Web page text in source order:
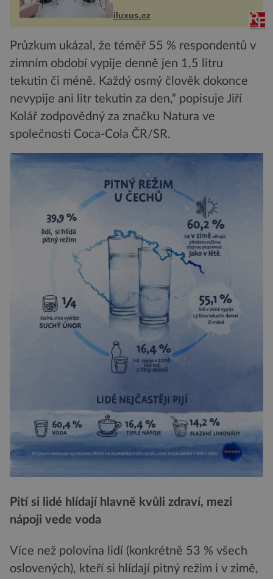
Tower a Orange Tower. Komplex
budov Media...
iluxus.cz
Průzkum ukázal, že téměř 55 % respondentů v
zimním období vypije denně jen 1,5 litru
tekutin či méně. Každý osmý člověk dokonce
nevypije ani litr tekutin za den,“ popisuje Jiří
Kolář zodpovědný za značku Natura ve
společnosti Coca-Cola ČR/SR.
Pití si lidé hlídají hlavně kvůli zdraví, mezi
nápoji vede voda
Více než polovina lidí (konkrétně 53 % všech
oslovených), kteří si hlídají pitný režim i v zimě,